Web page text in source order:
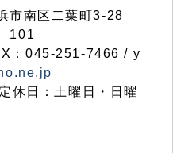
市南区二葉町3-28
101
：045-251-7466 / y
休日：土曜日・日曜